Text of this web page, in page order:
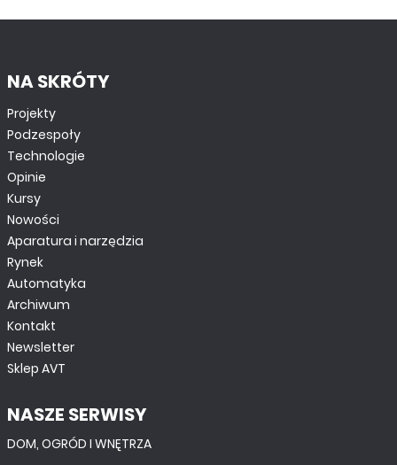
NA SKRÓTY
Projekty
Podzespoły
Technologie
Opinie
Kursy
Nowości
Aparatura i narzędzia
Rynek
Automatyka
Archiwum
Kontakt
Newsletter
Sklep AVT
NASZE SERWISY
DOM, OGRÓD I WNĘTRZA